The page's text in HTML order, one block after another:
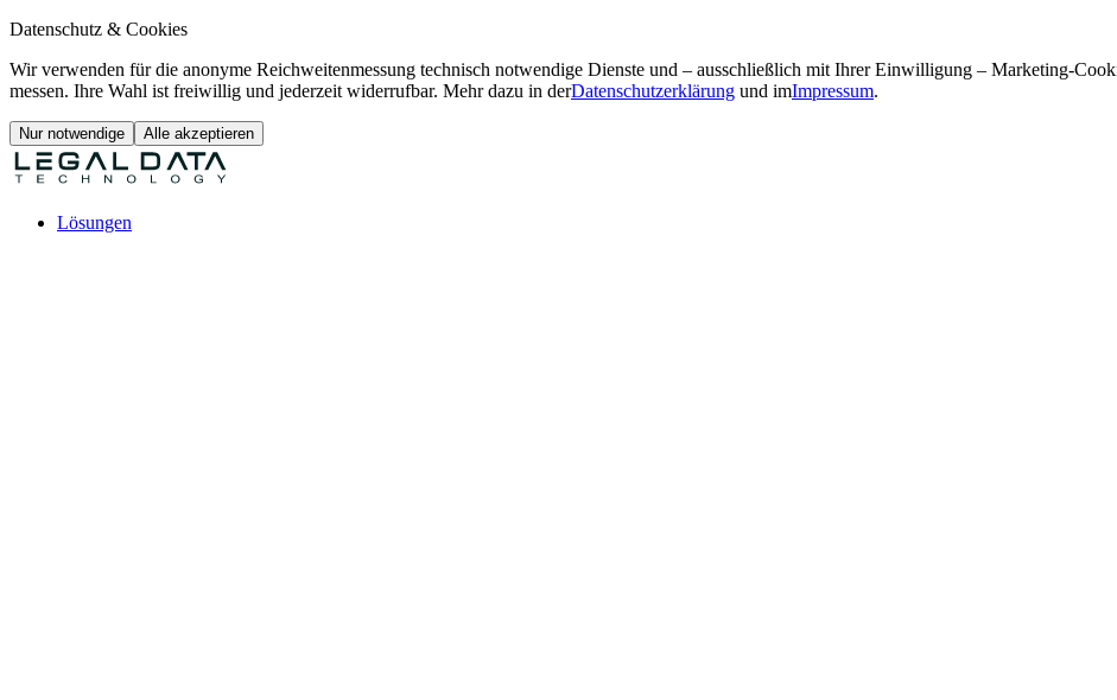
Datenschutz & Cookies
Wir verwenden für die anonyme Reichweitenmessung technisch notwendige Dienste und – ausschließlich mit Ihrer Einwilligung – Marketing-
messen. Ihre Wahl ist freiwillig und jederzeit widerrufbar. Mehr dazu in derDatenschutzerklärung und imImpressum.
Nur notwendige Alle akzeptieren
Lösungen